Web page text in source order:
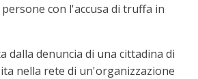
con l'accusa di truffa in
dalla denuncia di una cittadina di
nella rete di un'organizzazione